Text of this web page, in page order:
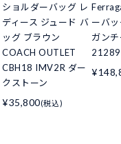
ショルダーバッグ レ
ディース ジュード バ
ッグ ブラウン
COACH OUTLET
CBH18 IMV2R ダー
クストーン
¥35,800(税込)
ーバ
ガン